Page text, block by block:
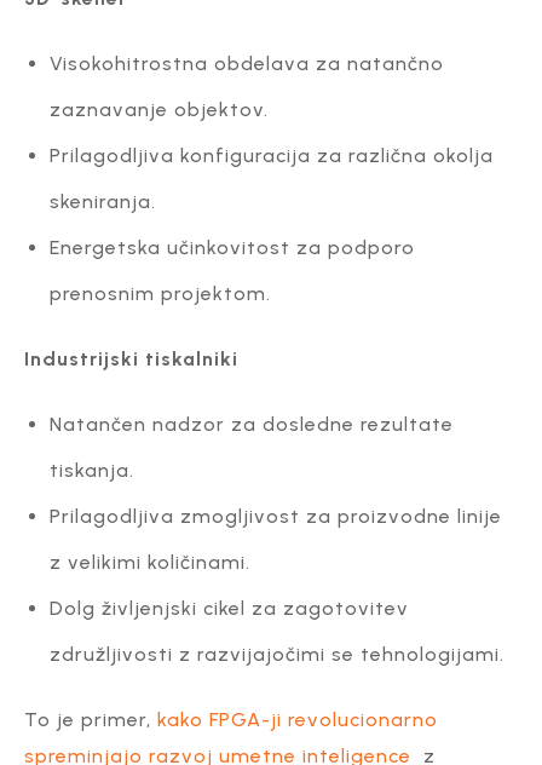
Visokohitrostna obdelava za natančno
zaznavanje objektov.
Prilagodljiva konfiguracija za različna okolja
skeniranja.
Energetska učinkovitost za podporo
prenosnim projektom.
Industrijski tiskalniki
Natančen nadzor za dosledne rezultate
tiskanja.
Prilagodljiva zmogljivost za proizvodne linije
z velikimi količinami.
Dolg življenjski cikel za zagotovitev
združljivosti z razvijajočimi se tehnologijami.
To je primer, kako FPGA-ji revolucionarno
spreminjajo razvoj umetne inteligence
z